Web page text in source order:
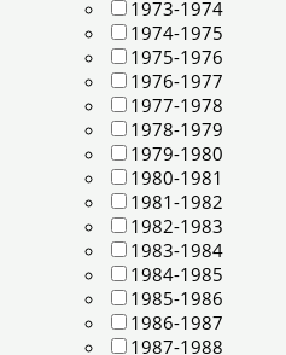
1973-1974
1974-1975
1975-1976
1976-1977
1977-1978
1978-1979
1979-1980
1980-1981
1981-1982
1982-1983
1983-1984
1984-1985
1985-1986
1986-1987
1987-1988